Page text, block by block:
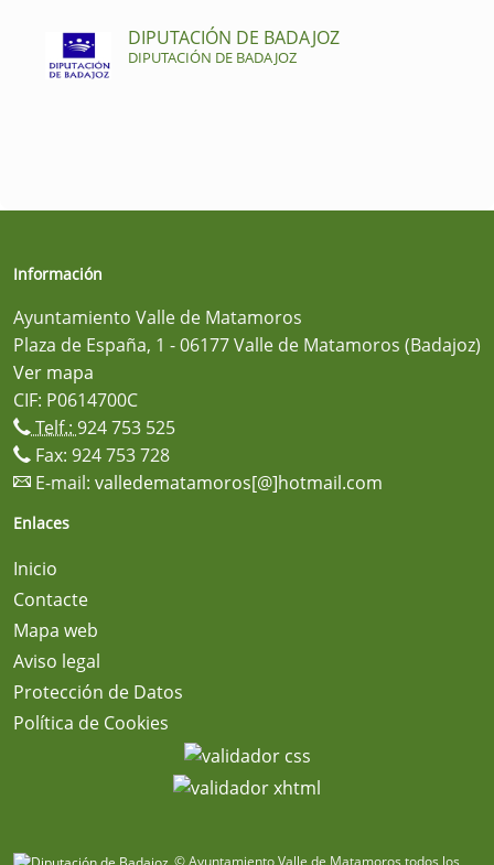
DIPUTACIÓN DE BADAJOZ
DIPUTACIÓN DE BADAJOZ
Información
Ayuntamiento Valle de Matamoros
Plaza de España, 1 - 06177 Valle de Matamoros (Badajoz)
Ver mapa
CIF: P0614700C
Telf.: 924 753 525
Fax: 924 753 728
E-mail: valledematamoros[@]hotmail.com
Enlaces
Inicio
Contacte
Mapa web
Aviso legal
Protección de Datos
Política de Cookies